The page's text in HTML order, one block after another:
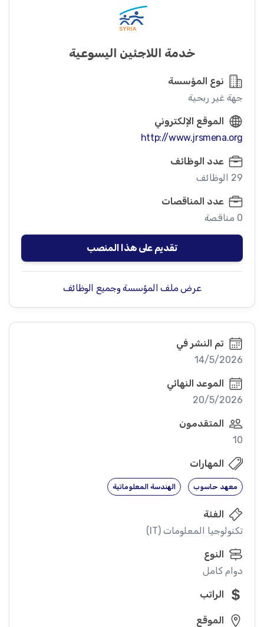
خدمة اللاجئين اليسوعية
نوع المؤسسة
جهة غير ربحية
الموقع الإلكتروني
http://www.jrsmena.org
عدد الوظائف
29 الوظائف
عدد المناقصات
0 مناقصة
تقديم على هذا المنصب
عرض ملف المؤسسة وجميع الوظائف
تم النشر في
14/5/2026
الموعد النهائي
20/5/2026
المتقدمون
10
المهارات
معهد حاسوب الهندسة المعلوماتية
الفئة
تكنولوجيا المعلومات (IT)
النوع
دوام كامل
الراتب
الموقع